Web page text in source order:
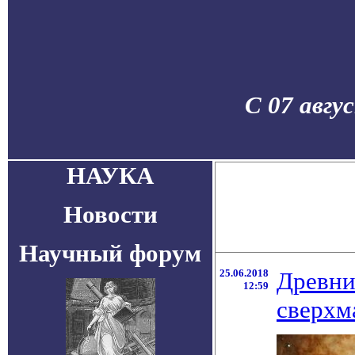
С 07
НАУКА
Новости
Научный форум
25.06.2018
12:59